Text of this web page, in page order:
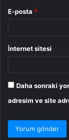
E-posta *
İnternet sitesi
Daha sonraki
adresim ve site